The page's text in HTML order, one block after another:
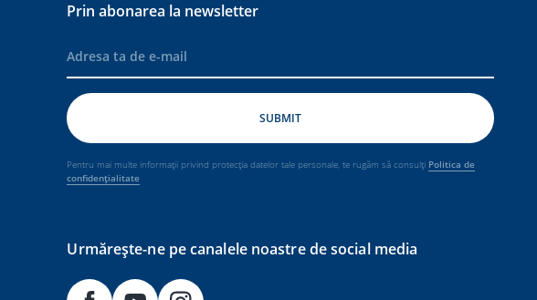
Prin abonarea la newsletter
Pentru mai multe informații privind protecția datelor tale personale, te rugăm să consulți Politica de
confidențialitate
Urmărește-ne pe canalele noastre de social media